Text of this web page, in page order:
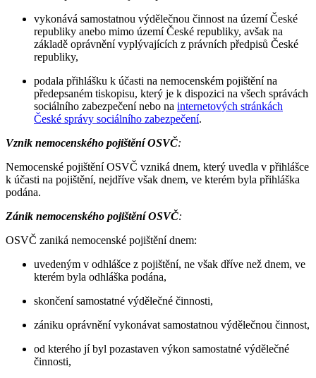
vykonává samostatnou výdělečnou činnost na území České
republiky anebo mimo území České republiky, avšak na
základě oprávnění vyplývajících z právních předpisů České
republiky,
podala přihlášku k účasti na nemocenském pojištění na
předepsaném tiskopisu, který je k dispozici na všech správách
sociálního zabezpečení nebo na internetových stránkách
České správy sociálního zabezpečení.
Vznik nemocenského pojištění OSVČ:
Nemocenské pojištění OSVČ vzniká dnem, který uvedla v přihlášce
k účasti na pojištění, nejdříve však dnem, ve kterém byla přihláška
podána.
Zánik nemocenského pojištění OSVČ:
OSVČ zaniká nemocenské pojištění dnem:
uvedeným v odhlášce z pojištění, ne však dříve než dnem, ve
kterém byla odhláška podána,
skončení samostatné výdělečné činnosti,
zániku oprávnění vykonávat samostatnou výdělečnou činnost,
od kterého jí byl pozastaven výkon samostatné výdělečné
činnosti,